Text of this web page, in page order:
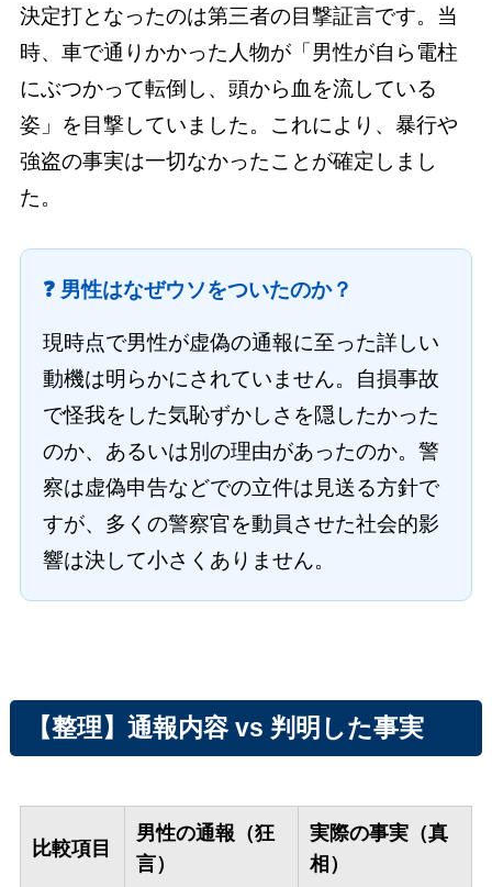
決定打となったのは第三者の目撃証言です。当
時、車で通りかかった人物が「男性が自ら電柱
にぶつかって転倒し、頭から血を流している
姿」を目撃していました。これにより、暴行や
強盗の事実は一切なかったことが確定しまし
た。
❓ 男性はなぜウソをついたのか？
現時点で男性が虚偽の通報に至った詳しい
動機は明らかにされていません。自損事故
で怪我をした気恥ずかしさを隠したかった
のか、あるいは別の理由があったのか。警
察は虚偽申告などでの立件は見送る方針で
すが、多くの警察官を動員させた社会的影
響は決して小さくありません。
【整理】通報内容 vs 判明した事実
比較項目
男性の通報（狂
言）
実際の事実（真
相）